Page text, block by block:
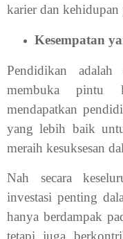
karier dan kehidupan
Kesempatan
Pendidikan
membuka pintu
mendapatkan
yang lebih baik
meraih kesuksesan
Nah secara
investasi penting
hanya berdampak